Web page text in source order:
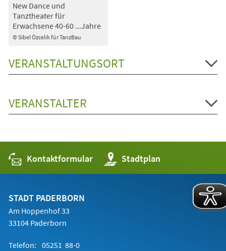
© Sibel Özcelik für TanzBau
New Dance und
Tanztheater für
Erwachsene 40-60 ...Jahre
VERANSTALTUNGSORT
VERANSTALTER
Kontaktformular Stadtplan
(Öffnet
in
einem
STADT PADERBORN
Am Hoppenhof 33
33104 Paderborn
Telefon: 05251 88-0